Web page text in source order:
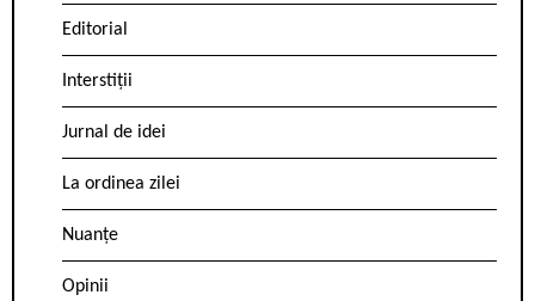
Editorial
Interstiții
Jurnal de idei
La ordinea zilei
Nuanțe
Opinii